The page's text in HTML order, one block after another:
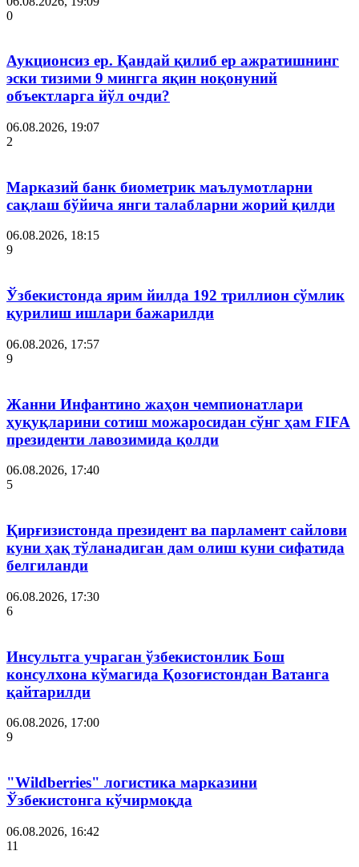
0
Аукционсиз ер. Қандай қилиб ер ажратишнинг
эски тизими 9 мингга яқин ноқонуний
объектларга йўл очди?
06.08.2026, 19:07
2
Марказий банк биометрик маълумотларни
сақлаш бўйича янги талабларни жорий қилди
06.08.2026, 18:15
9
Ўзбекистонда ярим йилда 192 триллион сўмлик
қурилиш ишлари бажарилди
06.08.2026, 17:57
9
Жанни Инфантино жаҳон чемпионатлари
ҳуқуқларини сотиш можаросидан сўнг ҳам FIFA
президенти лавозимида қолди
06.08.2026, 17:40
5
Қирғизистонда президент ва парламент сайлови
куни ҳақ тўланадиган дам олиш куни сифатида
белгиланди
06.08.2026, 17:30
6
Инсультга учраган ўзбекистонлик Бош
консулхона кўмагида Қозоғистондан Ватанга
қайтарилди
06.08.2026, 17:00
9
"Wildberries" логистика марказини
Ўзбекистонга кўчирмоқда
06.08.2026, 16:42
11